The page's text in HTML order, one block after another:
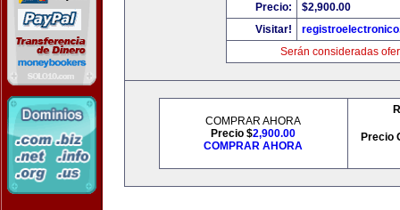
Precio:
$2,900.00
Visitar!
Serán consideradas
COMPRAR AHORA
Precio $2,900.00
COMPRAR AHORA
Precio